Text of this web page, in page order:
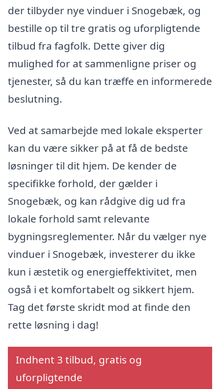
der tilbyder nye vinduer i Snogebæk, og
bestille op til tre gratis og uforpligtende
tilbud fra fagfolk. Dette giver dig
mulighed for at sammenligne priser og
tjenester, så du kan træffe en informerede
beslutning.
Ved at samarbejde med lokale eksperter
kan du være sikker på at få de bedste
løsninger til dit hjem. De kender de
specifikke forhold, der gælder i
Snogebæk, og kan rådgive dig ud fra
lokale forhold samt relevante
bygningsreglementer. Når du vælger nye
vinduer i Snogebæk, investerer du ikke
kun i æstetik og energieffektivitet, men
også i et komfortabelt og sikkert hjem.
Tag det første skridt mod at finde den
rette løsning i dag!
Indhent 3 tilbud, gratis og
uforpligtende